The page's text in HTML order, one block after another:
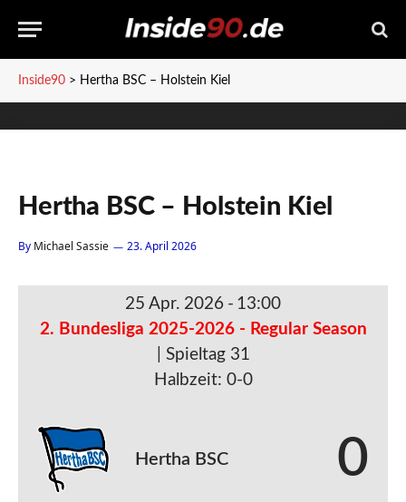
Inside90 > Hertha BSC – Holstein Kiel
Hertha BSC – Holstein Kiel
By Michael Sassie 23. April 2026
25 Apr. 2026 - 13:00
2. Bundesliga 2025-2026 - Regular Season
| Spieltag 31
Halbzeit: 0-0
Hertha BSC 0